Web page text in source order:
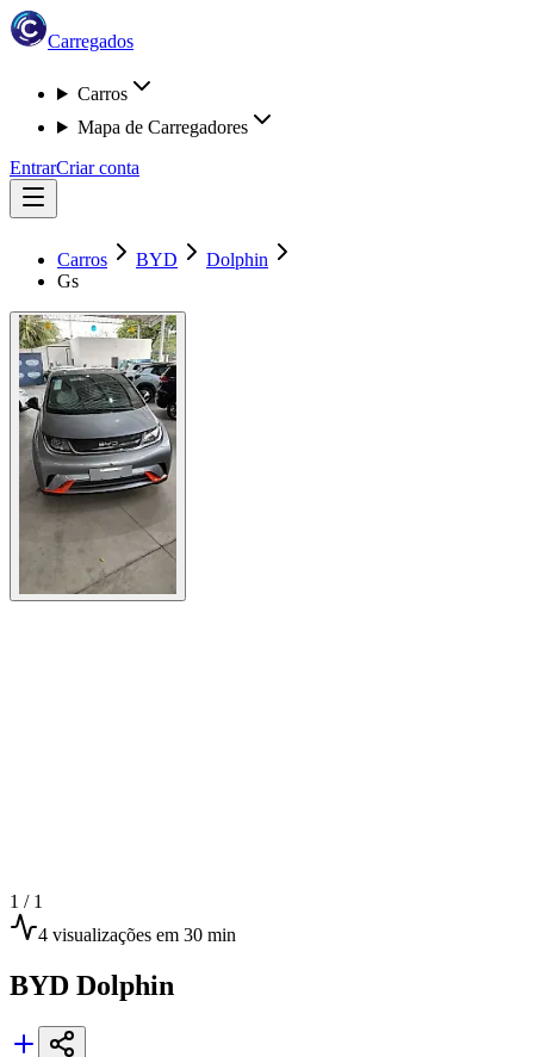
Carregados
Carros
Mapa de Carregadores
EntrarCriar conta
Carros BYD
Dolphin
Gs
1 / 1
4 visualizações em 30 min
BYD Dolphin